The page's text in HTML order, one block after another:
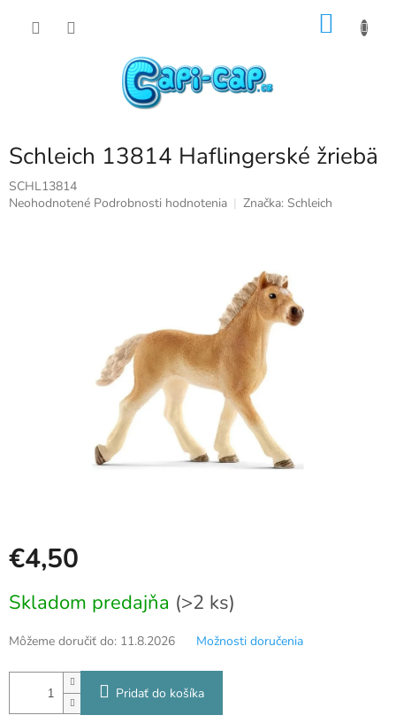
Schleich 13814 Haflingerské žriebä
SCHL13814
Priemerné
Neohodnotené Podrobnosti hodnotenia Značka: Schleich
€4,50
cena:
Skladom predajňa (>2 ks)
Môžeme doručiť do: 11.8.2026 Možnosti doručenia
Pridať do košíka